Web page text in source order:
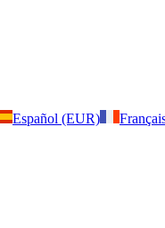
Español (EUR)